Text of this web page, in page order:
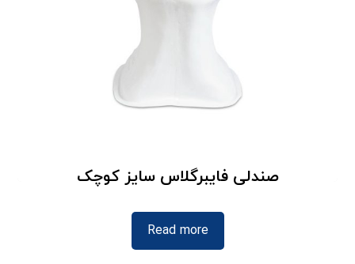
صندلی فایبرگلاس سایز کوچک
Read more